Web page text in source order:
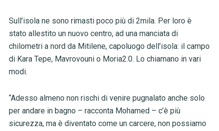
Sull’isola ne sono rimasti poco più di 2mila. Per loro è
stato allestito un nuovo centro, ad una manciata di
chilometri a nord da Mitilene, capoluogo dell’isola: il campo
di Kara Tepe, Mavrovouni o Moria2.0. Lo chiamano in vari
modi.
“Adesso almeno non rischi di venire pugnalato anche solo
per andare in bagno – racconta Mohamed – c’è più
sicurezza, ma è diventato come un carcere, non possiamo